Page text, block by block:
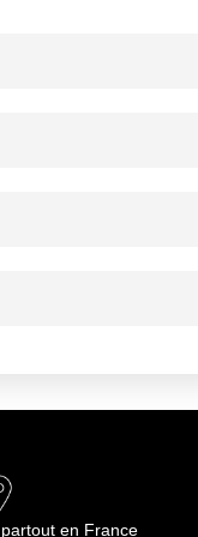
Origine :
en France